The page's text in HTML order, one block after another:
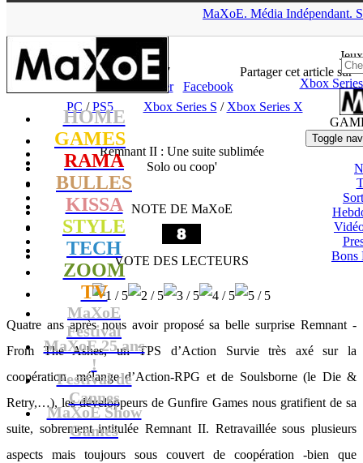
MaXoE. Média Indépendant.
HOME
GAMES
RAMA
BULLES
KISSA
STYLE
TECH
ZOOM
TV
MaXoE
Festival
MaXoE 25 ans
!
Festival de
Cannes
MaXoE Show
Games
Jeux
Xbox
Toggle
Bons
Zelphyrnia - 30.07.23, 19:57
Partager cet article sur
X/Twitter
Facebook
PC /PS5 Xbox Series S / Xbox Series X
Remnant II : Une suite sublimée
Solo ou coop'
NOTE DE MaXoE
VOTE DES LECTEURS
Quatre ans après nous avoir proposé sa belle surprise Remnant -
From The Ashes, un TPS d’Action Survie très axé sur la
coopération, mélange d’Action-RPG et de Soulsborne (le Die &
Retry,…), les développeurs de Gunfire Games nous gratifient de sa
suite, sobrement intitulée Remnant II. Retravaillée sous plusieurs
aspects mais toujours sous couvert de coopération -bien que